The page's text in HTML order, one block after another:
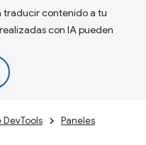
traducir contenido a tu
con IA pueden
DevTools Paneles